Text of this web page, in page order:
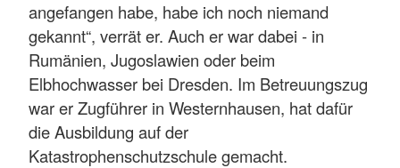
angefangen habe, habe ich noch niemand
gekannt“, verrät er. Auch er war dabei - in
Rumänien, Jugoslawien oder beim
Elbhochwasser bei Dresden. Im Betreuungszug
war er Zugführer in Westernhausen, hat dafür
die Ausbildung auf der
Katastrophenschutzschule gemacht.